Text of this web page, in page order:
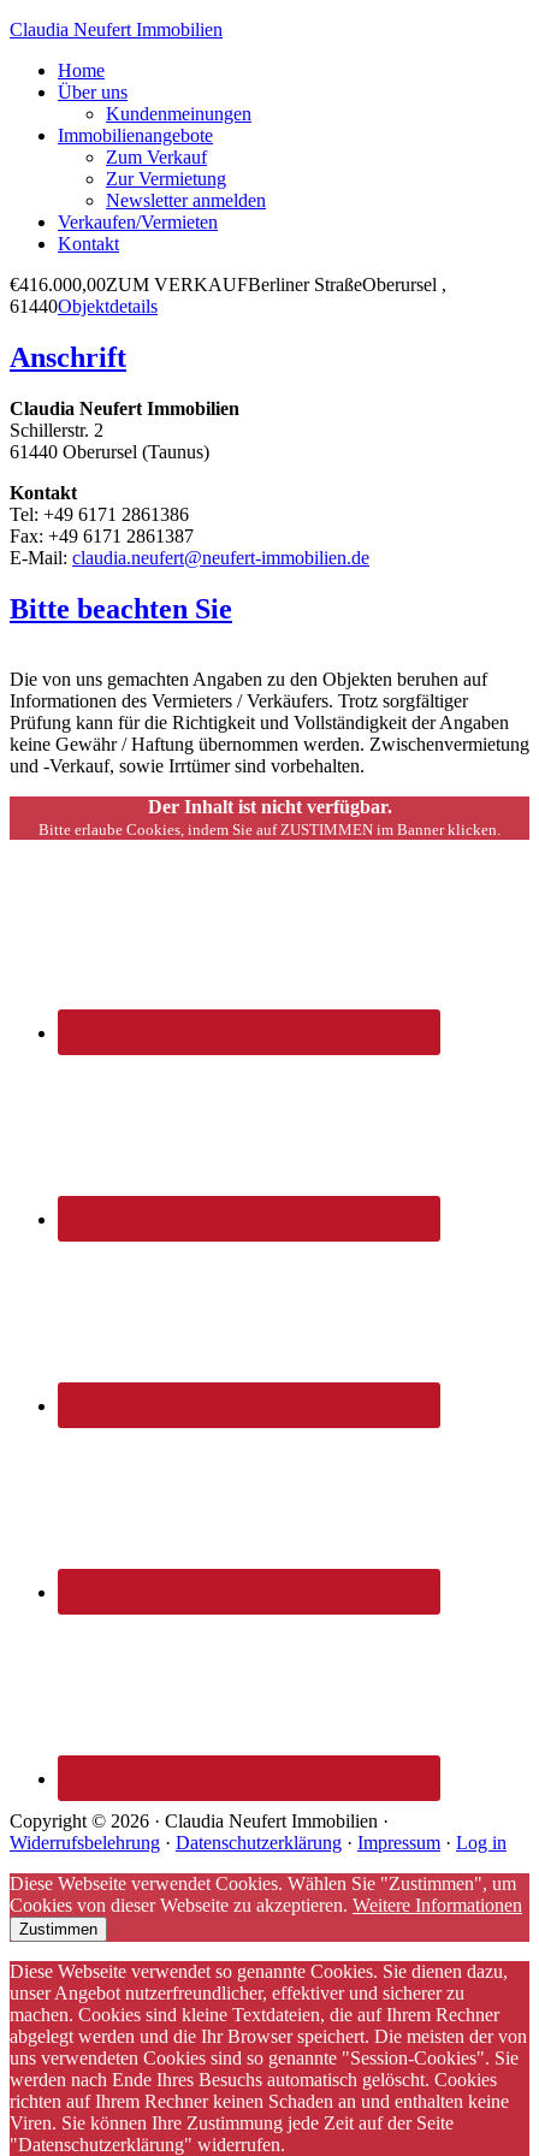
Claudia Neufert Immobilien
Home
Über uns
Kundenmeinungen
Immobilienangebote
Zum Verkauf
Zur Vermietung
Newsletter anmelden
Verkaufen/Vermieten
Kontakt
€416.000,00ZUM VERKAUFBerliner StraßeOberursel ,
61440Objektdetails
Anschrift
Claudia Neufert Immobilien
Schillerstr. 2
61440 Oberursel (Taunus)
Kontakt
Tel: +49 6171 2861386
Fax: +49 6171 2861387
E-Mail: claudia.neufert@neufert-immobilien.de
Bitte beachten Sie
Die von uns gemachten Angaben zu den Objekten beruhen auf
Informationen des Vermieters / Verkäufers. Trotz sorgfältiger
Prüfung kann für die Richtigkeit und Vollständigkeit der Angaben
keine Gewähr / Haftung übernommen werden. Zwischenvermietung
und -Verkauf, sowie Irrtümer sind vorbehalten.
Der Inhalt ist nicht verfügbar.
Bitte erlaube Cookies, indem Sie auf ZUSTIMMEN im Banner klicken.
Copyright © 2026 · Claudia Neufert Immobilien ·
Widerrufsbelehrung · Datenschutzerklärung · Impressum · Log in
Diese Webseite verwendet Cookies. Wählen Sie "Zustimmen", um
Cookies von dieser Webseite zu akzeptieren. Weitere Informationen
Zustimmen
Diese Webseite verwendet so genannte Cookies. Sie dienen dazu,
unser Angebot nutzerfreundlicher, effektiver und sicherer zu
machen. Cookies sind kleine Textdateien, die auf Ihrem Rechner
abgelegt werden und die Ihr Browser speichert. Die meisten der von
uns verwendeten Cookies sind so genannte "Session-Cookies". Sie
werden nach Ende Ihres Besuchs automatisch gelöscht. Cookies
richten auf Ihrem Rechner keinen Schaden an und enthalten keine
Viren. Sie können Ihre Zustimmung jede Zeit auf der Seite
"Datenschutzerklärung" widerrufen.